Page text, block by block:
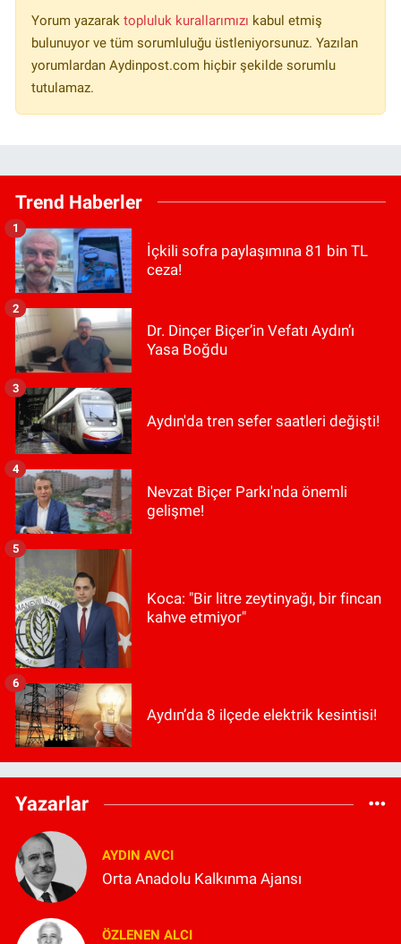
Yorum yazarak topluluk kurallarımızı kabul etmiş
bulunuyor ve tüm sorumluluğu üstleniyorsunuz. Yazılan
yorumlardan Aydinpost.com hiçbir şekilde sorumlu
tutulamaz.
Trend Haberler
İçkili sofra paylaşımına 81 bin TL
ceza!
1
Dr. Dinçer Biçer’in Vefatı Aydın’ı
Yasa Boğdu
2
Aydın'da tren sefer saatleri değişti!
3
Nevzat Biçer Parkı'nda önemli
gelişme!
4
Koca: "Bir litre zeytinyağı, bir fincan
kahve etmiyor"
5
Aydın’da 8 ilçede elektrik kesintisi!
6
Yazarlar
AYDIN AVCI
Orta Anadolu Kalkınma Ajansı
ÖZLENEN ALCI